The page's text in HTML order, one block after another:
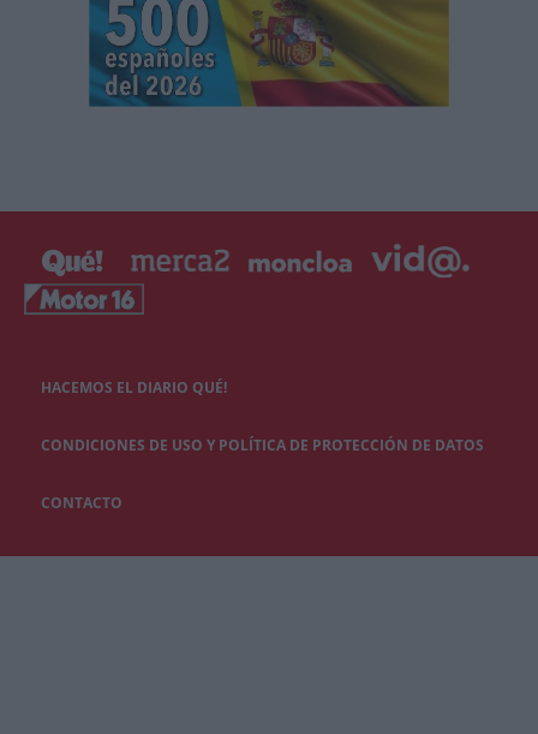
HACEMOS EL DIARIO QUÉ!
CONDICIONES DE USO Y POLÍTICA DE PROTECCIÓN DE DATOS
CONTACTO